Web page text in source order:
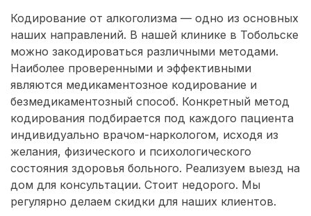
Кодирование от алкоголизма — одно из основных
наших направлений. В нашей клинике в Тобольске
можно закодироваться различными методами.
Наиболее проверенными и эффективными
являются медикаментозное кодирование и
безмедикаментозный способ. Конкретный метод
кодирования подбирается под каждого пациента
индивидуально врачом-наркологом, исходя из
желания, физического и психологического
состояния здоровья больного. Реализуем выезд на
дом для консультации. Стоит недорого. Мы
регулярно делаем скидки для наших клиентов.